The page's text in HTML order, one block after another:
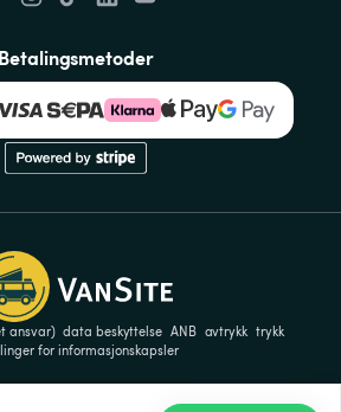
Betalingsmetoder
ansvar) data beskyttelse ANB avtrykk trykk
for informasjonskapsler